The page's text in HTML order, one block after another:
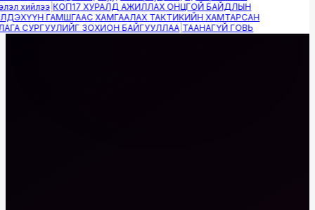
хийлээ|КОП17 ХУРАЛД АЖИЛЛАХ ОНЦГОЙ БАЙДЛЫН
ГАМШГААС ХАМГААЛАХ ТАКТИКИЙН ХАМТАРСАН
СУРГУУЛИЙГ ЗОХИОН БАЙГУУЛЛАА|ТААНАГҮЙ ГОВЬ